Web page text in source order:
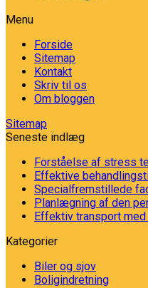
Menu
Forside
Sitemap
Kontakt
Skriv til os
Om bloggen
Sitemap
Seneste indlæg
Forståelse af stress
Effektive
Specialfremstillede
Planlægning af den
Effektiv transport
Kategorier
Biler og sjov
Boligindretning